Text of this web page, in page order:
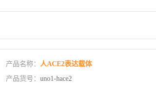
产品名称： 人ACE2表达载体
产品货号： uno1-hace2